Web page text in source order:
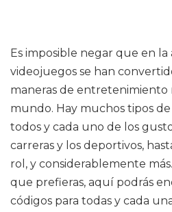
Es imposible negar que en
videojuegos se han
maneras de entretenimiento
mundo. Hay muchos tipos
todos y cada uno de los
carreras y los deportivos,
rol, y considerablemente
que prefieras, aquí podrás
códigos para todas y cada